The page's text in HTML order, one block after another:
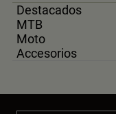
Destacados
MTB
Moto
Accesorios